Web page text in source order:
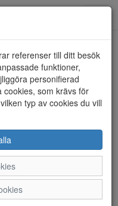
referenser till ditt besök
funktioner,
personifierad
cookies, som krävs för
typ av cookies du vill